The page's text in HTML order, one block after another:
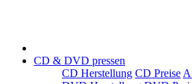
CD & DVD pressen
CD Herstellung CD Preise